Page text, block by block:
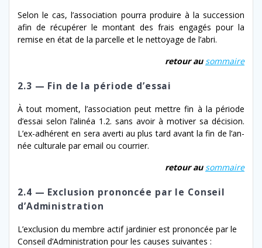
Selon le cas, l’association pour­ra pro­duire à la suc­ces­sion
afin de récupér­er le mon­tant des frais engagés pour la
remise en état de la par­celle et le net­toy­age de l’abri.
retour au som­maire
2.3 — Fin de la période d’essai
À tout moment, l’association peut met­tre fin à la péri­ode
d’es­sai selon l’al­inéa 1.2. sans avoir à motiv­er sa déci­sion.
L’ex-​adhérent en sera aver­ti au plus tard avant la fin de l’an­
née cul­tur­ale par email ou courrier.
retour au som­maire
2.4 — Exclusion prononcée par le Conseil
d’Administration
L’exclusion du mem­bre act­if jar­dinier est pronon­cée par le
Conseil d’Administration pour les caus­es suivantes :